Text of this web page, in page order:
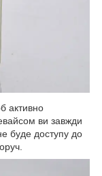
активно
ви завжди
буде доступу до